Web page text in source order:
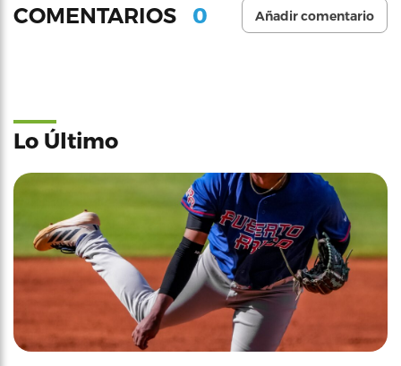
COMENTARIOS 0 Añadir comentario
Lo Último